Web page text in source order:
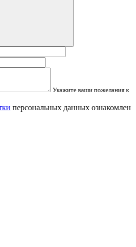
Укажите ваши пожелания к
персональных данных ознакомлен